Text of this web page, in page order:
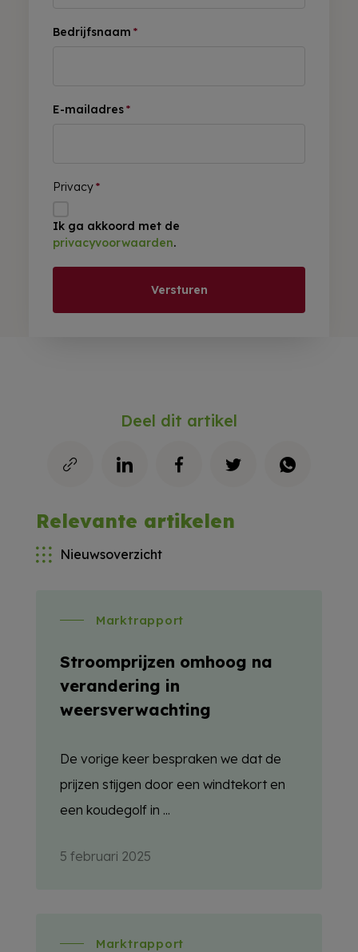
Bedrijfsnaam *
E-mailadres*
Privacy*
Ik ga akkoord met de
privacyvoorwaarden.
Versturen
Deel dit artikel
Relevante artikelen
Nieuwsoverzicht
Marktrapport
Stroomprijzen omhoog na
verandering in
weersverwachting
De vorige keer bespraken we dat de
prijzen stijgen door een windtekort en
een koudegolf in ...
5 februari 2025
Marktrapport